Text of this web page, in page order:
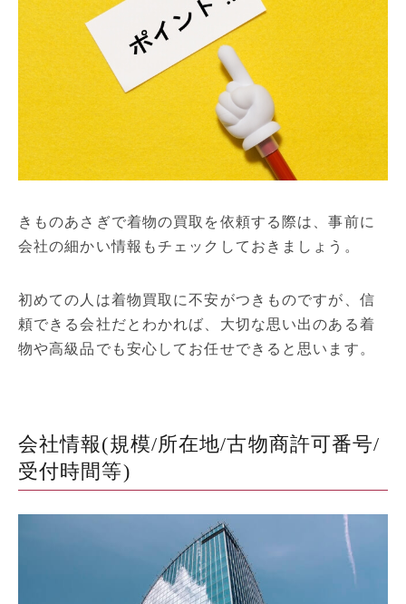
きものあさぎで着物の買取を依頼する際は、事前に
会社の細かい情報もチェックしておきましょう。
初めての人は着物買取に不安がつきものですが、信
頼できる会社だとわかれば、大切な思い出のある着
物や高級品でも安心してお任せできると思います。
会社情報(規模/所在地/古物商許可番号/
受付時間等)